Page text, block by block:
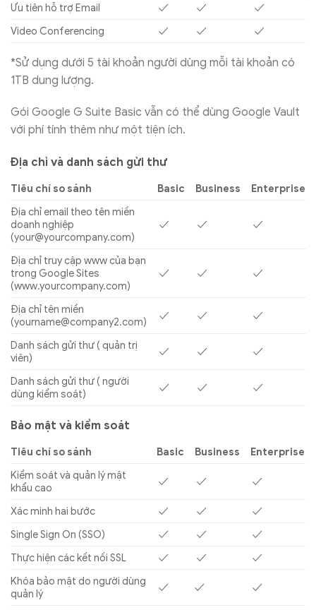
Ưu tiên hỗ trợ Email
✓ ✓
✓
Video Conferencing
✓ ✓ ✓
*Sử dụng dưới 5 tài khoản người dùng mỗi tài khoản có
1TB dung lượng.
Gói Google G Suite Basic vẫn có thể dùng Google Vault
với phí tính thêm như một tiện ích.
Địa chỉ và danh sách gửi thư
Tiêu chí so sánh Basic Business
Enterprise
Địa chỉ email theo tên miền
doanh nghiệp
(your@yourcompany.com)
✓ ✓ ✓
Địa chỉ truy cập www của bạn
trong Google Sites
(www.yourcompany.com)
✓ ✓ ✓
Địa chỉ tên miền
(yourname@company2.com) ✓ ✓ ✓
Danh sách gửi thư ( quản trị
viên)
✓ ✓ ✓
Danh sách gửi thư ( người
dùng kiểm soát)
✓ ✓ ✓
Bảo mật và kiểm soát
Tiêu chí so sánh Basic Business
Enterprise
Kiểm soát và quản lý mật
khẩu cao
✓ ✓ ✓
Xác minh hai bước ✓ ✓
✓
Single Sign On (SSO)
✓ ✓
✓
Thực hiện các kết nối SSL
✓ ✓
✓
Khóa bảo mật do người dùng
quản lý
✓ ✓ ✓